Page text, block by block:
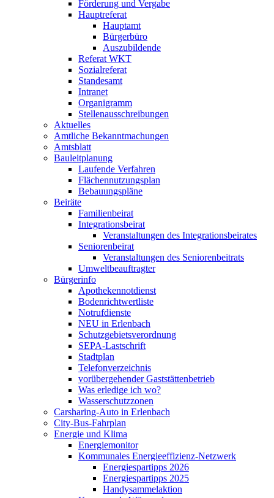
Förderung und Vergabe
Hauptreferat
Hauptamt
Bürgerbüro
Auszubildende
Referat WKT
Sozialreferat
Standesamt
Intranet
Organigramm
Stellenausschreibungen
Aktuelles
Amtliche Bekanntmachungen
Amtsblatt
Bauleitplanung
Laufende Verfahren
Flächennutzungsplan
Bebauungspläne
Beiräte
Familienbeirat
Integrationsbeirat
Veranstaltungen des Integrationsbeirates
Seniorenbeirat
Veranstaltungen des Seniorenbeitrats
Umweltbeauftragter
Bürgerinfo
Apothekennotdienst
Bodenrichtwertliste
Notrufdienste
NEU in Erlenbach
Schutzgebietsverordnung
SEPA-Lastschrift
Stadtplan
Telefonverzeichnis
vorübergehender Gaststättenbetrieb
Was erledige ich wo?
Wasserschutzzonen
Carsharing-Auto in Erlenbach
City-Bus-Fahrplan
Energie und Klima
Energiemonitor
Kommunales Energieeffizienz-Netzwerk
Energiespartipps 2026
Energiespartipps 2025
Handysammelaktion